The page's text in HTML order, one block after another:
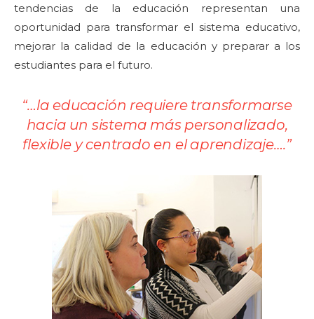
tendencias de la educación representan una
oportunidad para transformar el sistema educativo,
mejorar la calidad de la educación y preparar a los
estudiantes para el futuro.
“…la educación requiere transformarse
hacia un sistema más personalizado,
flexible y centrado en el aprendizaje….”